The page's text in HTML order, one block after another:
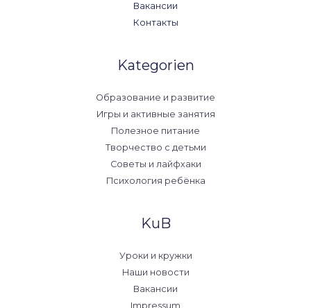
Вакансии
Контакты
Kategorien
Образование и развитие
Игры и активные занятия
Полезное питание
Творчество с детьми
Советы и лайфхаки
Психология ребёнка
KuB
Уроки и кружки
Наши новости
Вакансии
Impressum